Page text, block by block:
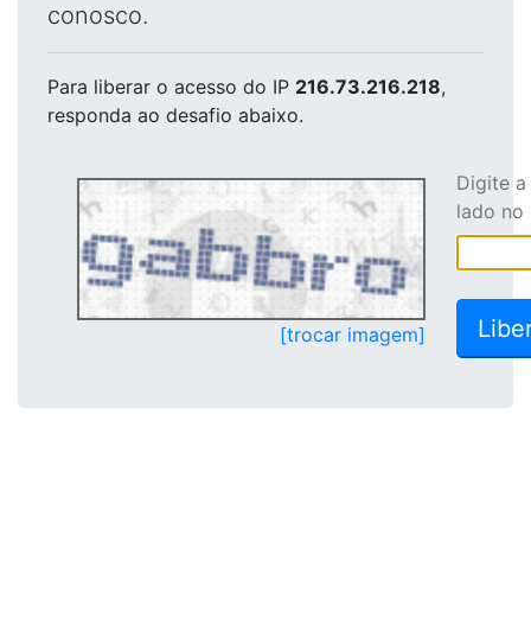
conosco.
Para liberar o acesso do IP 216.73.216.218,
responda ao desafio abaixo.
[trocar imagem]
Digite
lado no